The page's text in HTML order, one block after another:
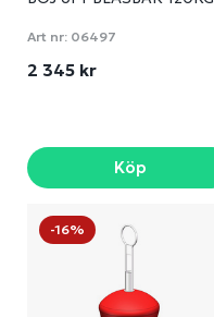
Art nr: 06497
2 345 kr
Köp
-16%